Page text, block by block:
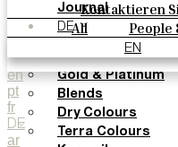
Kontaktieren
Journal
All People
Materials &
DE
EN
en
pt
fr
DE
ar
Oxide Explosions
Special Firing
Vintage Metallics
Gold & Platinum
Blends
Dry Colours
Terra Colours